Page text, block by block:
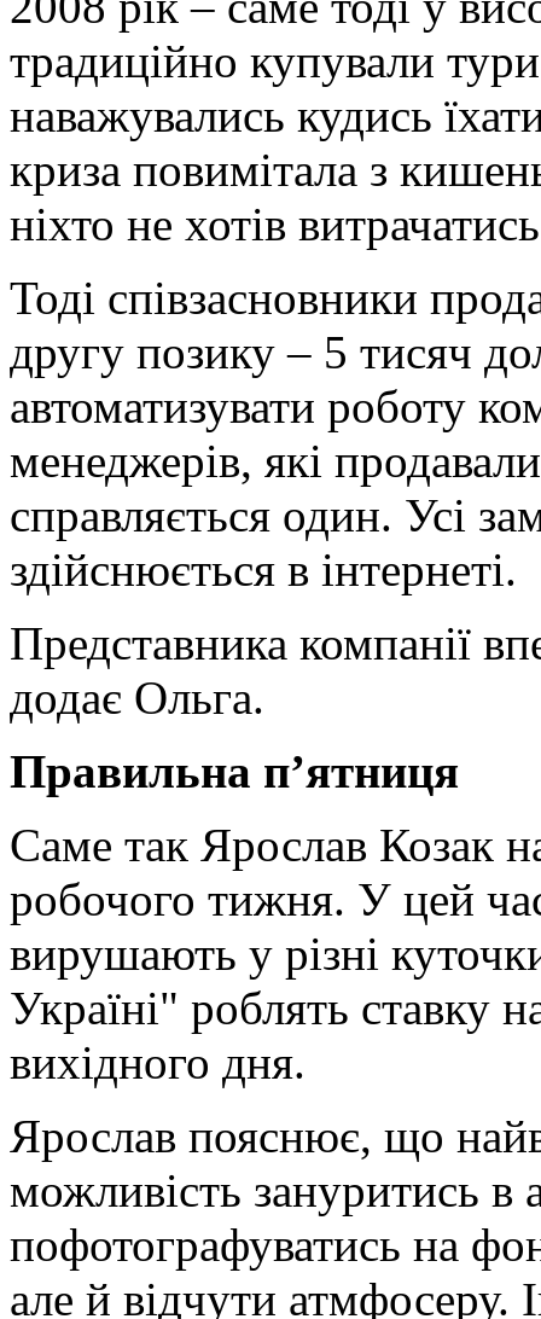
традиційно купували
наважувались кудись
криза повимітала з
ніхто не хотів
Тоді співзасновники
другу позику – 5 тисяч
автоматизувати роботу
менеджерів, які
справляється один. Усі
здійснюється в інтернеті.
Представника компанії
додає Ольга.
Правильна п’ятниця
Саме так Ярослав Козак
робочого тижня. У цей
вирушають у різні
Україні" роблять ставку
вихідного дня.
Ярослав пояснює, що
можливість зануритись в
пофотографуватись на
але й відчути атмфосеру.